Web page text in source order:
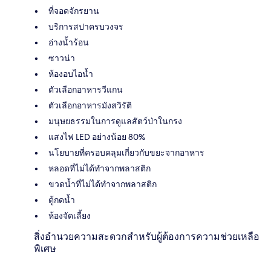
ที่จอดจักรยาน
บริการสปาครบวงจร
อ่างน้ำร้อน
ซาวน่า
ห้องอบไอน้ำ
ตัวเลือกอาหารวีแกน
ตัวเลือกอาหารมังสวิรัติ
มนุษยธรรมในการดูแลสัตว์ป่าในกรง
แสงไฟ LED อย่างน้อย 80%
นโยบายที่ครอบคลุมเกี่ยวกับขยะจากอาหาร
หลอดที่ไม่ได้ทำจากพลาสติก
ขวดน้ำที่ไม่ได้ทำจากพลาสติก
ตู้กดน้ำ
ห้องจัดเลี้ยง
สิ่งอำนวยความสะดวกสำหรับผู้ต้องการความช่วยเหลือ
พิเศษ